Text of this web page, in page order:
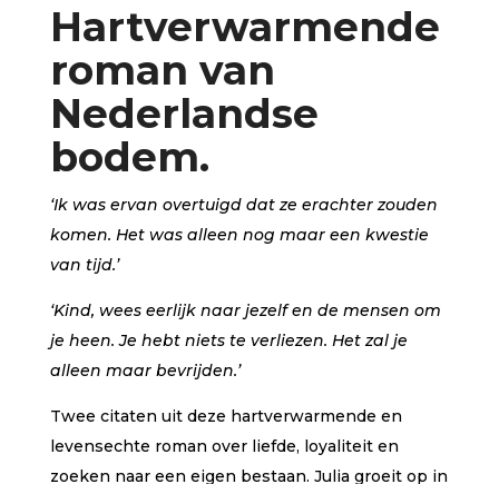
klant
waarde
ringen
Hartverwarmende
roman van
Nederlandse
bodem.
‘Ik was ervan overtuigd dat ze erachter zouden
komen. Het was alleen nog maar een kwestie
van tijd.’
‘Kind, wees eerlijk naar jezelf en de mensen om
je heen. Je hebt niets te verliezen. Het zal je
alleen maar bevrijden.’
Twee citaten uit deze hartverwarmende en
levensechte roman over liefde, loyaliteit en
zoeken naar een eigen bestaan. Julia groeit op in